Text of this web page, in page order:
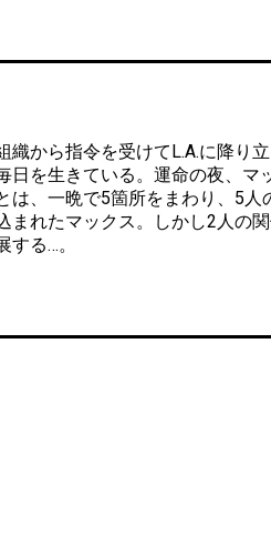
から指令を受けてL.A.に降り
日を生きている。運命の夜、マ
は、一晩で5箇所をまわり、5人
まれたマックス。しかし2人の
る…。